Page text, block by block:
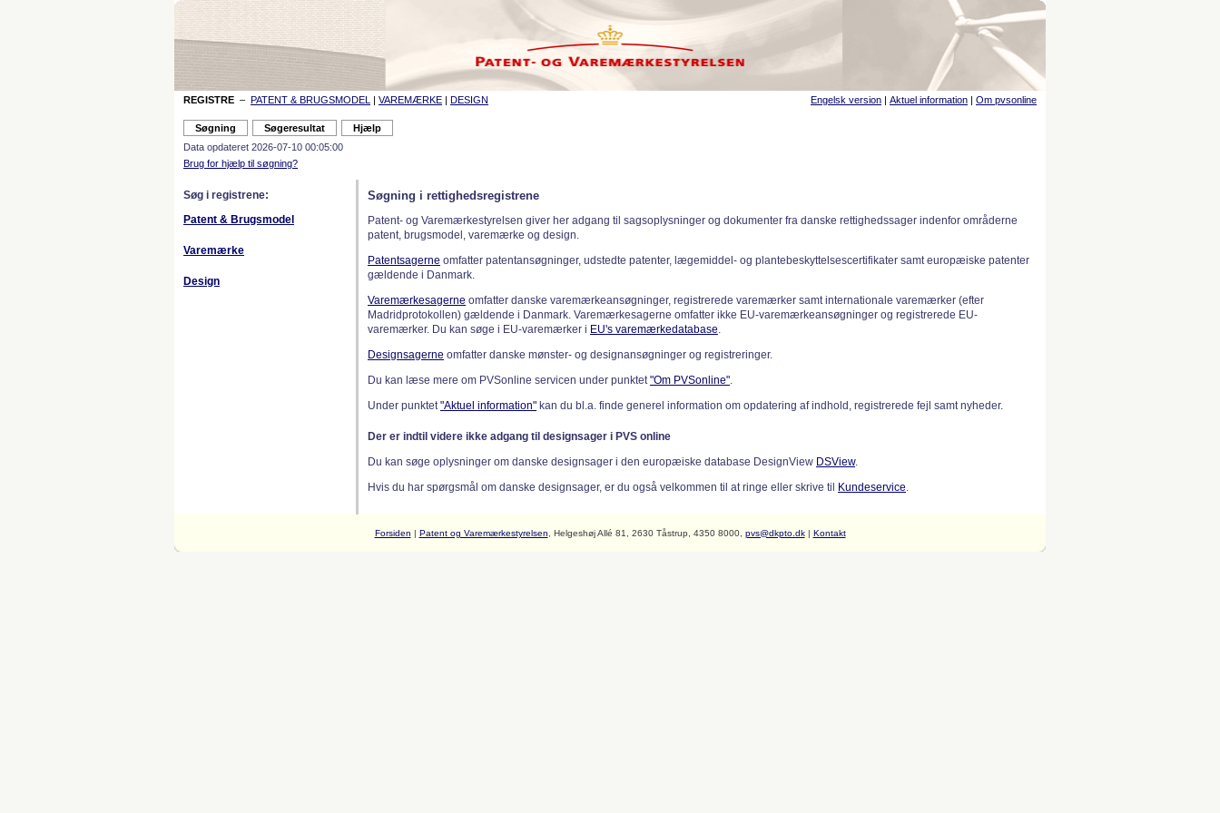
REGISTRE – PATENT & BRUGSMODEL | VAREMÆRKE | DESIGN Engelsk version | Aktuel information | Om pvsonline
Data opdateret 2026-07-10 00:05:00
Brug for hjælp til søgning?
Søg i registrene:
Patent & Brugsmodel
Varemærke
Design
Søgning i rettighedsregistrene
Patent- og Varemærkestyrelsen giver her adgang til sagsoplysninger og dokumenter fra danske rettighedssager indenfor områderne
patent, brugsmodel, varemærke og design.
Patentsagerne omfatter patentansøgninger, udstedte patenter, lægemiddel- og plantebeskyttelsescertifikater samt europæiske patenter
gældende i Danmark.
Varemærkesagerne omfatter danske varemærkeansøgninger, registrerede varemærker samt internationale varemærker (efter
Madridprotokollen) gældende i Danmark. Varemærkesagerne omfatter ikke EU-varemærkeansøgninger og registrerede EU-
varemærker. Du kan søge i EU-varemærker i EU's varemærkedatabase.
Designsagerne omfatter danske mønster- og designansøgninger og registreringer.
Du kan læse mere om PVSonline servicen under punktet"Om PVSonline".
Under punktet"Aktuel information" kan du bl.a. finde generel information om opdatering af indhold, registrerede fejl samt nyheder.
Der er indtil videre ikke adgang til designsager i PVS online
Du kan søge oplysninger om danske designsager i den europæiske database DesignView DSView.
Hvis du har spørgsmål om danske designsager, er du også velkommen til at ringe eller skrive til
Kundeservice.
Forsiden | Patent og Varemærkestyrelsen , Helgeshøj Allé 81, 2630 Tåstrup, 4350 8000, pvs@dkpto.dk| Kontakt